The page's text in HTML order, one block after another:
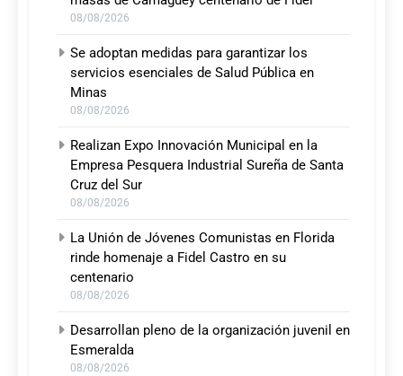
08/08/2026
Se adoptan medidas para garantizar los
servicios esenciales de Salud Pública en
Minas
08/08/2026
Realizan Expo Innovación Municipal en la
Empresa Pesquera Industrial Sureña de Santa
Cruz del Sur
08/08/2026
La Unión de Jóvenes Comunistas en Florida
rinde homenaje a Fidel Castro en su
centenario
08/08/2026
Desarrollan pleno de la organización juvenil en
Esmeralda
08/08/2026